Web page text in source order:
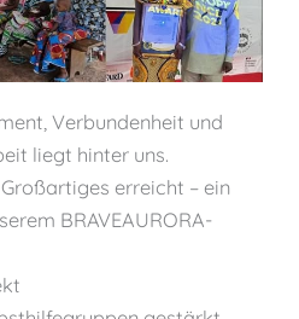
Verbundenheit und
liegt hinter uns.
erreicht – ein
BRAVEAURORA-